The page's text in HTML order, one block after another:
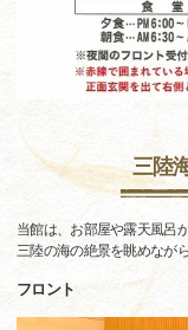
三陸
当館は、お部屋や露天風呂
三陸の海の絶景を眺めなが
フロント